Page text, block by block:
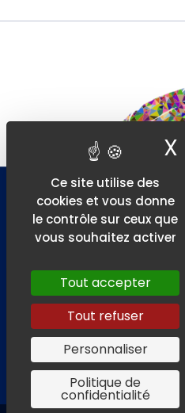
CGV |Mentions
Ce site utilise des
cookies et vous donne
le contrôle sur ceux que
vous souhaitez activer
Tout accepter
Tout refuser
Personnaliser
Politique de
confidentialité
X